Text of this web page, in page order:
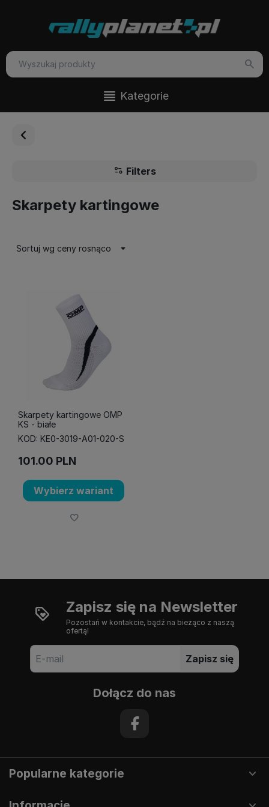
Kategorie
Filters
Skarpety kartingowe
Sortuj wg ceny rosnąco
Skarpety kartingowe OMP
KS - białe
KOD: KE0-3019-A01-020-S
101.00 PLN
Wybierz wariant
Zapisz się na Newsletter
Pozostań w kontakcie, bądź na bieżąco z naszą
ofertą!
Zapisz się
Dołącz do nas
Popularne kategorie